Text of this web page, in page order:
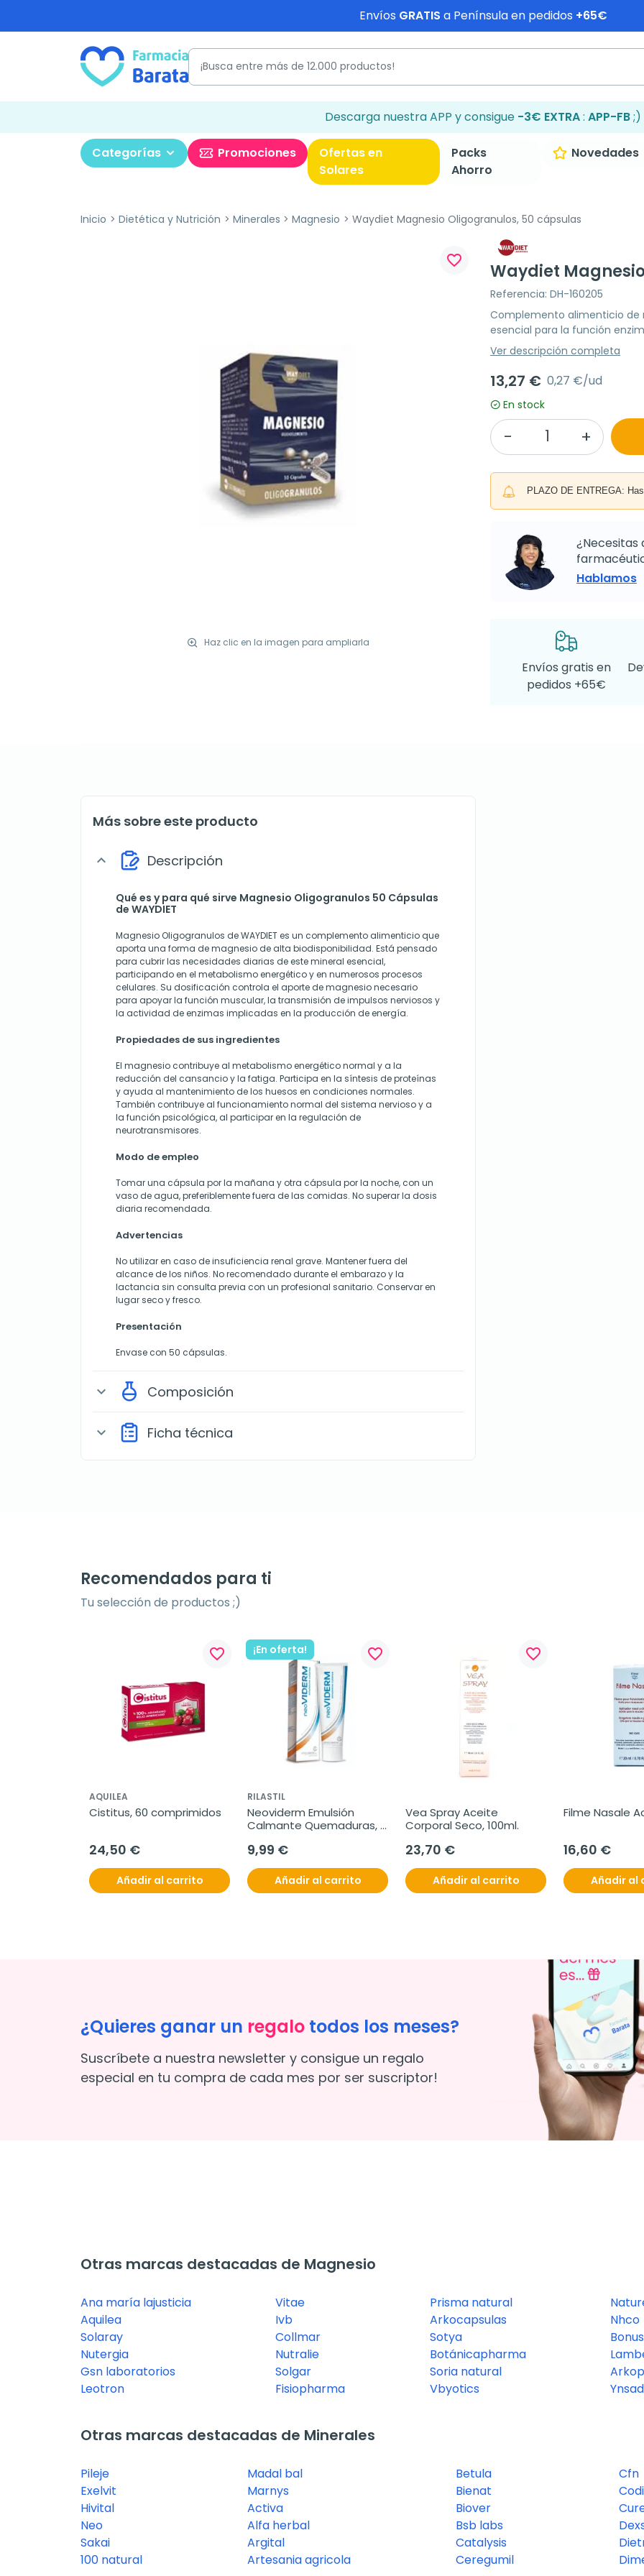
Envíos GRATIS a Península en pedidos +65€
Descarga nuestra APP y consigue -3€ EXTRA: APP-FB;)
Categorías Promociones
Ofertas en
Solares
Packs
Ahorro
Novedades
Inicio Dietética y Nutrición Minerales Magnesio Waydiet Magnesio Oligogranulos, 50 cápsulas
Haz clic en la imagen para ampliarla
favorite_border
Waydiet
Referencia: DH-160205
Complemento alimenticio de
esencial para la función
Ver descripción completa
13,27 € 0,27 €/ud
En stock
PLAZO DE ENTREGA:
¿Necesitas
Hablamos
Envíos gratis en
pedidos +65€
Más sobre este producto
expand_more Descripción
Qué es y para qué sirve Magnesio Oligogranulos 50 Cápsulas
de WAYDIET
Magnesio Oligogranulos de WAYDIET es un complemento alimenticio que
aporta una forma de magnesio de alta biodisponibilidad. Está pensado
para cubrir las necesidades diarias de este mineral esencial,
participando en el metabolismo energético y en numerosos procesos
celulares. Su dosificación controla el aporte de magnesio necesario
para apoyar la función muscular, la transmisión de impulsos nerviosos y
la actividad de enzimas implicadas en la producción de energía.
Propiedades de sus ingredientes
El magnesio contribuye al metabolismo energético normal y a la
reducción del cansancio y la fatiga. Participa en la síntesis de proteínas
y ayuda al mantenimiento de los huesos en condiciones normales.
También contribuye al funcionamiento normal del sistema nervioso y a
la función psicológica, al participar en la regulación de
neurotransmisores.
Modo de empleo
Tomar una cápsula por la mañana y otra cápsula por la noche, con un
vaso de agua, preferiblemente fuera de las comidas. No superar la dosis
diaria recomendada.
Advertencias
No utilizar en caso de insuficiencia renal grave. Mantener fuera del
alcance de los niños. No recomendado durante el embarazo y la
lactancia sin consulta previa con un profesional sanitario. Conservar en
lugar seco y fresco.
Presentación
Envase con 50 cápsulas.
expand_more Composición
expand_more Ficha técnica
Recomendados para ti
Tu selección de productos ;)
favorite_border
AQUILEA
Cistitus, 60 comprimidos
24,50 €
Añadir al carrito
¡En oferta! favorite_border
RILASTIL
Neoviderm Emulsión
Calmante Quemaduras,
9,99 €
Añadir al carrito
favorite_border
Vea Spray Aceite
Corporal Seco, 100ml.
23,70 €
Añadir al carrito
Filme Nasale
16,60 €
Añadir al
¿Quieres ganar un regalo todos los meses?
Suscríbete a nuestra newsletter y consigue un regalo
especial en tu compra de cada mes por ser suscriptor!
Otras marcas destacadas de Magnesio
Ana maría lajusticia
Aquilea
Solaray
Nutergia
Gsn laboratorios
Leotron
Vitae
Ivb
Collmar
Nutralie
Solgar
Fisiopharma
Prisma natural
Arkocapsulas
Sotya
Botánicapharma
Soria natural
Vbyotics
Nhco
Otras marcas destacadas de Minerales
Pileje
Exelvit
Hivital
Neo
Sakai
100 natural
Madal bal
Marnys
Activa
Alfa herbal
Argital
Artesania agricola
Betula
Bienat
Biover
Bsb labs
Catalysis
Ceregumil
Cfn